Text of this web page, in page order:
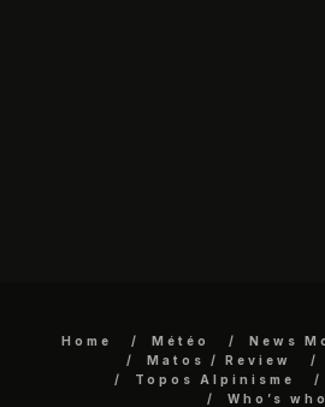
Home Météo News
Matos / Review
Topos Alpinisme
Who’s